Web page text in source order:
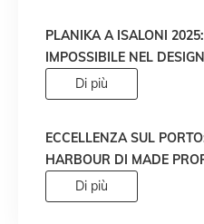
PLANIKA A ISALONI
IMPOSSIBILE NEL
DIVENTATO REALTÀ!
Di più
ECCELLENZA SUL
HARBOUR DI MADE
Di più